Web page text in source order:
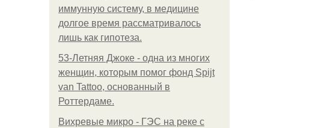
иммунную систему, в медицине
долгое время рассматривалось
лишь как гипотеза.
53-Летняя Джоке - одна из многих
женщин, которым помог фонд Spijt
van Tattoo, основанный в
Роттердаме.
Вихревые микро - ГЭС на реке с